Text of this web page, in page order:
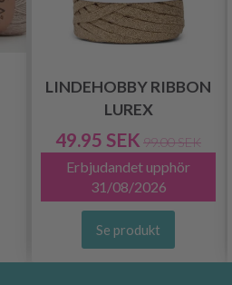
LINDEHOBBY RIBBON
LUREX
49.95 SEK 99.00 SEK
Erbjudandet upphör
31/08/2026
Se produkt